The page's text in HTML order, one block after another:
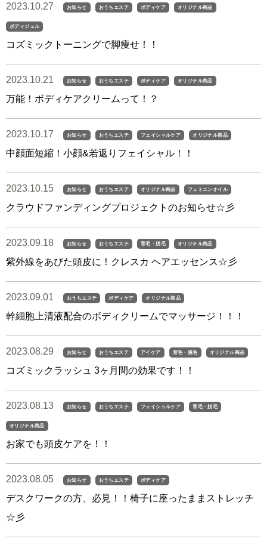
2023.10.27 お知らせ おうちエステ ボディケア オリジナル商品
ボディジェル
コズミックトーニングで脚痩せ！！
2023.10.21 お知らせ おうちエステ ボディケア オリジナル商品
万能！ボディケアクリームって！？
2023.10.17 お知らせ おうちエステ フェイシャルケア オリジナル商品
中顔面短縮！小顔&若返りフェイシャル！！
2023.10.15 お知らせ おうちエステ オリジナル商品 フェミニンオイル
クラウドファンディングプロジェクトのお知らせ☆彡
2023.09.18 お知らせ おうちエステ 育毛・脱毛 オリジナル商品
紫外線をあびた頭皮に！クレスカ ヘアエッセンス☆彡
2023.09.01 おうちエステ ボディケア オリジナル商品
幹細胞上清液配合のボディクリームでマッサージ！！！
2023.08.29 お知らせ おうちエステ アイケア 育毛・脱毛 オリジナル商品
コズミックラッシュ 3ヶ月間の効果です！！
2023.08.13 お知らせ おうちエステ フェイシャルケア 育毛・脱毛
オリジナル商品
お家でも頭皮ケアを！！
2023.08.05 お知らせ おうちエステ ボディケア
デスクワークの方、必見！！椅子に座ったままストレッチ
☆彡